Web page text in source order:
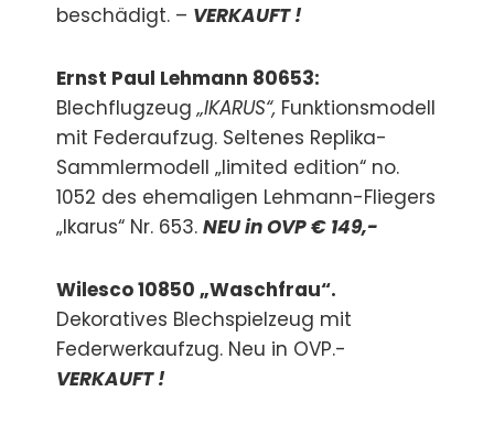
beschädigt. – VERKAUFT !
Ernst Paul Lehmann 80653:
Blechflugzeug„IKARUS“, Funktionsmodell
mit Federaufzug. Seltenes Replika-
Sammlermodell „limited edition“ no.
1052 des ehemaligen Lehmann-Fliegers
„Ikarus“ Nr. 653.NEU in OVP € 149,-
Wilesco 10850 „Waschfrau“.
Dekoratives Blechspielzeug mit
Federwerkaufzug. Neu in OVP.-
VERKAUFT !